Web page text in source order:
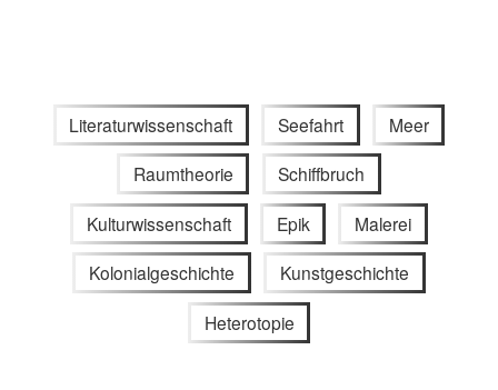
Literaturwissenschaft Seefahrt Meer
Raumtheorie Schiffbruch
Kulturwissenschaft Epik Malerei
Kolonialgeschichte Kunstgeschichte
Heterotopie